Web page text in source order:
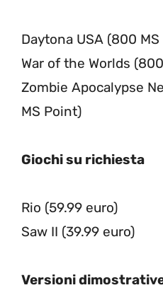
Daytona USA (800
War of the Worlds
Zombie Apocalypse
MS Point)
Giochi su richiesta
Rio (59.99 euro)
Saw II (39.99 euro)
Versioni